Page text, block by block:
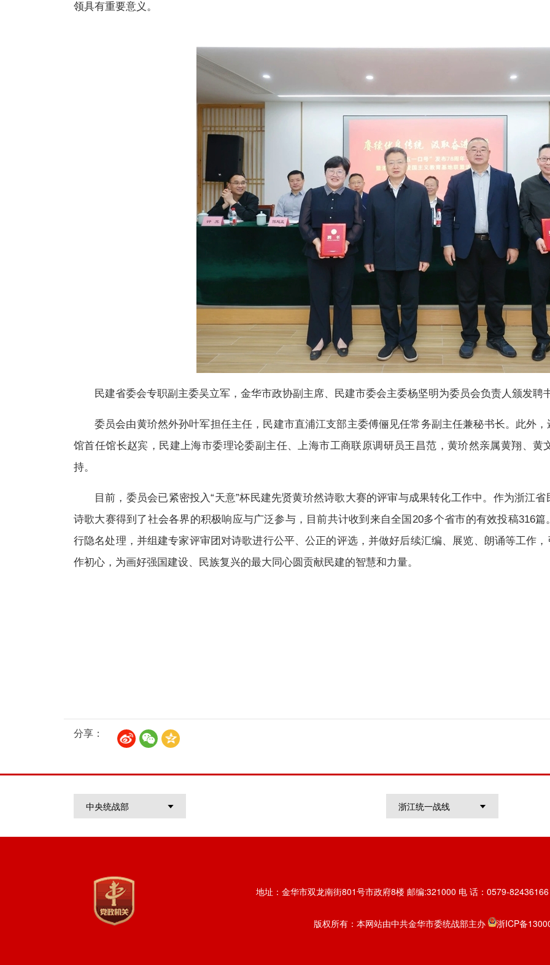
领具有重要意义。
民建省委会专职副主委吴立军，金华市政协副主席、民建市委会主委杨坚明为委员会负责人颁发聘
委员会由黄玠然外孙叶军担任主任，民建市直浦江支部主委傅俪见任常务副主任兼秘书长。此外
馆首任馆长赵宾，民建上海市委理论委副主任、上海市工商联原调研员王昌范，黄玠然亲属黄翔、
持。
目前，委员会已紧密投入“天意”杯民建先贤黄玠然诗歌大赛的评审与成果转化工作中。作为浙江
诗歌大赛得到了社会各界的积极响应与广泛参与，目前共计收到来自全国20多个省市的有效投稿316
行隐名处理，并组建专家评审团对诗歌进行公平、公正的评选，并做好后续汇编、展览、朗诵等工作
作初心，为画好强国建设、民族复兴的最大同心圆贡献民建的智慧和力量。
分享：
中央统战部 浙江统一战线
地址：金华市双龙南街801号市政府8楼 邮编:321000 电 话：0579-
版权所有：本网站由中共金华市委统战部主办 浙ICP备